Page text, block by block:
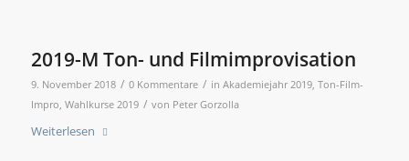
2019-M Ton- und Filmimprovisation
9. November 2018 / 0 Kommentare / in Akademiejahr 2019, Ton-Film-
Impro, Wahlkurse 2019 / von Peter Gorzolla
Weiterlesen